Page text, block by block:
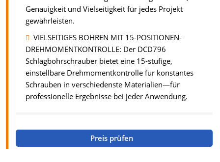
Genauigkeit und Vielseitigkeit für jedes Projekt
gewährleisten.
VIELSEITIGES BOHREN MIT 15-POSITIONEN-
DREHMOMENTKONTROLLE: Der DCD796
Schlagbohrschrauber bietet eine 15-stufige,
einstellbare Drehmomentkontrolle für konstantes
Schrauben in verschiedenste Materialien—für
professionelle Ergebnisse bei jeder Anwendung.
Preis prüfen